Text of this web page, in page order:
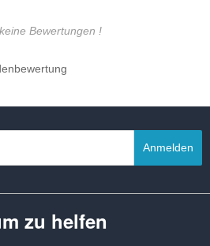
Bewertungen !
Anmelden
zu helfen